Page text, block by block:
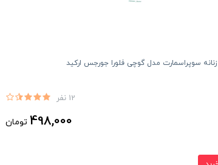
زنانه سوپراسمارت مدل گوچی فلورا جورجس ارکید
12 نفر
498,000 تومان